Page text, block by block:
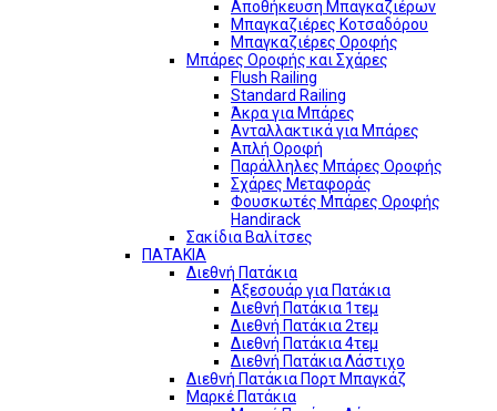
Αποθήκευση Μπαγκαζιέρων
Μπαγκαζιέρες Κοτσαδόρου
Μπαγκαζιέρες Οροφής
Μπάρες Οροφής και Σχάρες
Flush Railing
Standard Railing
Άκρα για Μπάρες
Ανταλλακτικά για Μπάρες
Απλή Οροφή
Παράλληλες Μπάρες Οροφής
Σχάρες Μεταφοράς
Φουσκωτές Μπάρες Οροφής
Handirack
Σακίδια Βαλίτσες
ΠΑΤΑΚΙΑ
Διεθνή Πατάκια
Αξεσουάρ για Πατάκια
Διεθνή Πατάκια 1τεμ
Διεθνή Πατάκια 2τεμ
Διεθνή Πατάκια 4τεμ
Διεθνή Πατάκια Λάστιχο
Διεθνή Πατάκια Πορτ Μπαγκάζ
Μαρκέ Πατάκια